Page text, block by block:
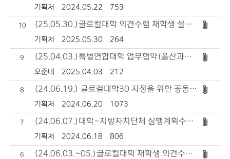
기획처 2024.05.22 753
10 (25.05.30.)글로컬대학 의견수렴 재학생 설명회(1차) 개최
기획처 2025.05.30 264
9 (25.04.03.)특별연합대학 업무협약(울산과학대-연암공과대-한국폴리텍7대학)
오준태 2025.04.03 212
8 (24.06.19.) 글로컬대학30 지정을 위한 공동추진기관 업무협약 및 선언식
기획처 2024.06.20 1073
7 (24.06.07.)대학-지방자치단체 실행계획수립회의(2차) 실시
기획처 2024.06.18 806
6 (24.06.03.~05.)글로컬대학 재학생 의견수렴(2차) 실시